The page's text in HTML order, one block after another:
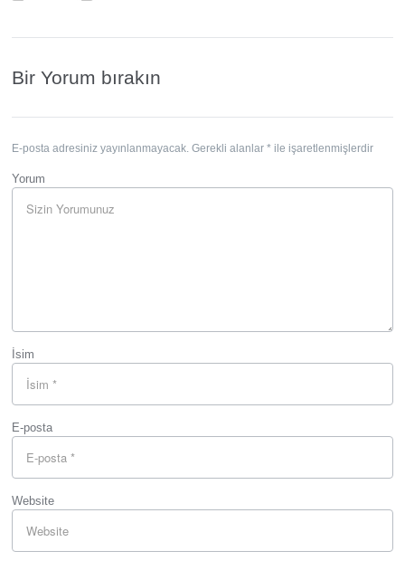
Bir Yorum bırakın
E-posta adresiniz yayınlanmayacak. Gerekli alanlar* ile işaretlenmişlerdir
Yorum
İsim
E-posta
Website